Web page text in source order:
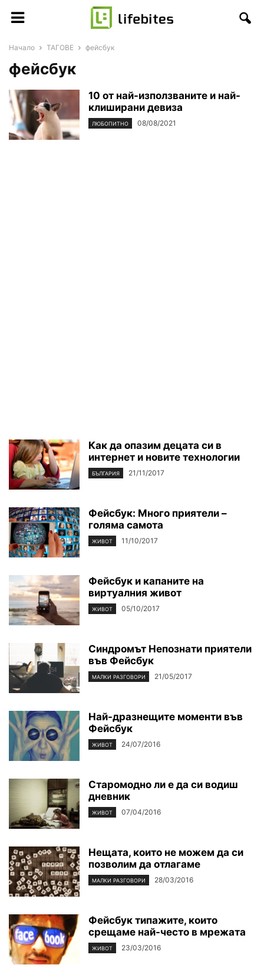
Начало ТАГОВЕ фейсбук
фейсбук
10 от най-използваните и най-
клиширани девиза
ЛЮБОПИТНО 08/08/2021
Как да опазим децата си в
интернет и новите технологии
БЪЛГАРИЯ 21/11/2017
Фейсбук: Много приятели –
голяма самота
ЖИВОТ 11/10/2017
Фейсбук и капаните на
виртуалния живот
ЖИВОТ 05/10/2017
Синдромът Непознати приятели
във Фейсбук
МАЛКИ РАЗГОВОРИ 21/05/2017
Най-дразнещите моменти във
Фейсбук
ЖИВОТ 24/07/2016
Старомодно ли е да си водиш
дневник
ЖИВОТ 07/04/2016
Нещата, които не можем да си
позволим да отлагаме
МАЛКИ РАЗГОВОРИ 28/03/2016
Фейсбук типажите, които
срещаме най-често в мрежата
ЖИВОТ 23/03/2016